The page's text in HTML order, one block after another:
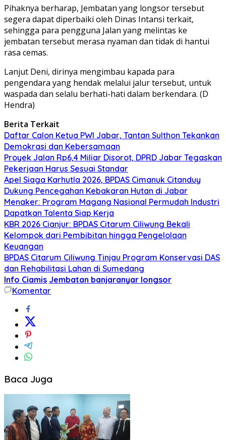
Pihaknya berharap, Jembatan yang longsor tersebut
segera dapat diperbaiki oleh Dinas Intansi terkait,
sehingga para pengguna Jalan yang melintas ke
jembatan tersebut merasa nyaman dan tidak di hantui
rasa cemas.
Lanjut Deni, dirinya mengimbau kapada para
pengendara yang hendak melalui jalur tersebut, untuk
waspada dan selalu berhati-hati dalam berkendara. (D
Hendra)
Berita Terkait
Daftar Calon Ketua PWI Jabar, Tantan Sulthon Tekankan
Demokrasi dan Kebersamaan
Proyek Jalan Rp6,4 Miliar Disorot, DPRD Jabar Tegaskan
Pekerjaan Harus Sesuai Standar
Apel Siaga Karhutla 2026, BPDAS Cimanuk Citanduy
Dukung Pencegahan Kebakaran Hutan di Jabar
Menaker: Program Magang Nasional Permudah Industri
Dapatkan Talenta Siap Kerja
KBR 2026 Cianjur: BPDAS Citarum Ciliwung Bekali
Kelompok dari Pembibitan hingga Pengelolaan
Keuangan
BPDAS Citarum Ciliwung Tinjau Program Konservasi DAS
dan Rehabilitasi Lahan di Sumedang
Info Ciamis Jembatan banjaranyar longsor
Komentar
Baca Juga